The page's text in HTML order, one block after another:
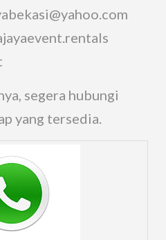
segera hubungi
yang tersedia.